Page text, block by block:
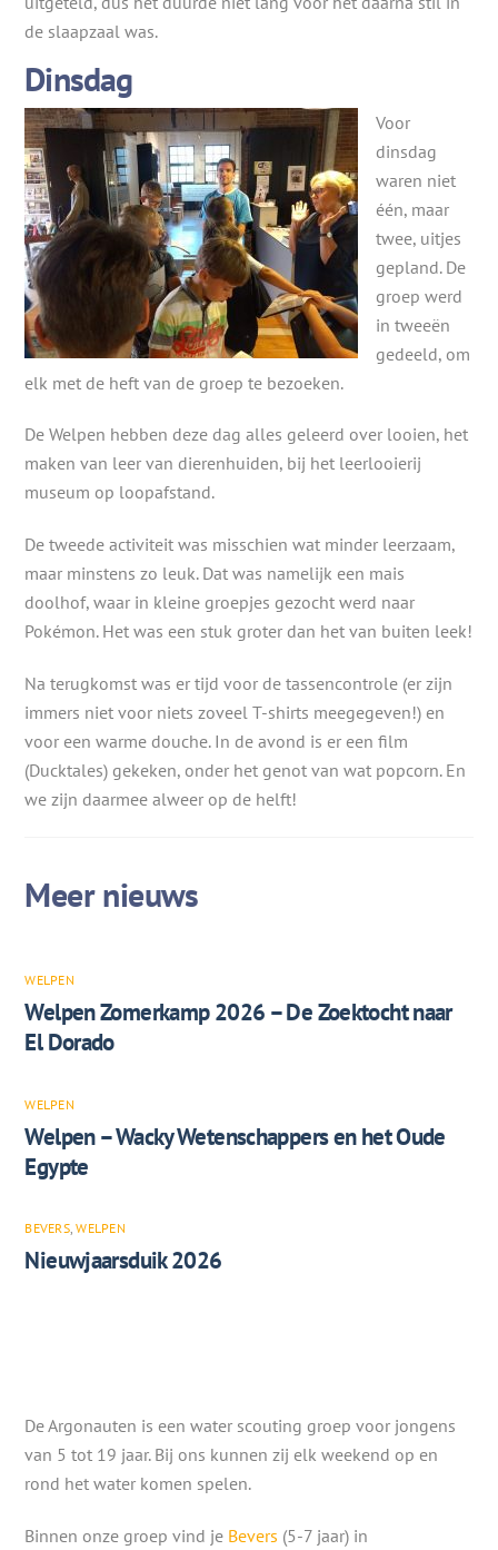
de slaapzaal was.
Dinsdag
Voor
dinsdag
waren niet
één, maar
twee, uitjes
gepland. De
groep werd
in tweeën
gedeeld, om
elk met de heft van de groep te bezoeken.
De Welpen hebben deze dag alles geleerd over looien, het
maken van leer van dierenhuiden, bij het leerlooierij
museum op loopafstand.
De tweede activiteit was misschien wat minder leerzaam,
maar minstens zo leuk. Dat was namelijk een mais
doolhof, waar in kleine groepjes gezocht werd naar
Pokémon. Het was een stuk groter dan het van buiten leek!
Na terugkomst was er tijd voor de tassencontrole (er zijn
immers niet voor niets zoveel T-shirts meegegeven!) en
voor een warme douche. In de avond is er een film
(Ducktales) gekeken, onder het genot van wat popcorn. En
we zijn daarmee alweer op de helft!
WELPEN
Welpen Zomerkamp 2026 – De Zoektocht naar
El Dorado
WELPEN
Welpen – Wacky Wetenschappers en het Oude
Egypte
BEVERS,WELPEN
Nieuwjaarsduik 2026
De Argonauten is een water scouting groep voor jongens
van 5 tot 19 jaar. Bij ons kunnen zij elk weekend op en
rond het water komen spelen.
Binnen onze groep vind je Bevers (5-7 jaar) in